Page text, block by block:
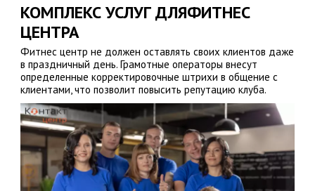
КОМПЛЕКС УСЛУГ ДЛЯФИТНЕС
ЦЕНТРА
Фитнес центр не должен оставлять своих клиентов даже
в праздничный день. Грамотные операторы внесут
определенные корректировочные штрихи в общение с
клиентами, что позволит повысить репутацию клуба.